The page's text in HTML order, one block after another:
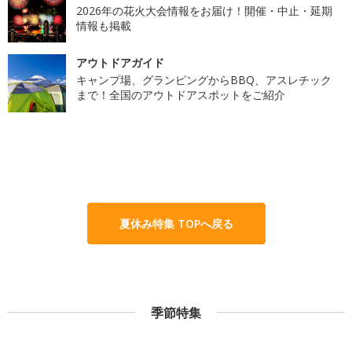
2026年の花火大会情報をお届け！開催・中止・延期
情報も掲載
アウトドアガイド
キャンプ場、グランピングからBBQ、アスレチック
まで！全国のアウトドアスポットをご紹介
夏休み特集 TOPへ戻る
季節特集